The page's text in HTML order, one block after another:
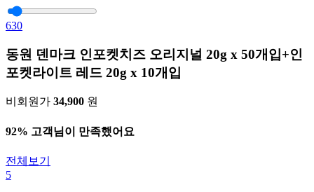
630
동원 덴마크 인포켓치즈 오리지널 20g x 50개입+인
포켓라이트 레드 20g x 10개입
비회원가 34,900 원
92% 고객님이 만족했어요
전체보기
5